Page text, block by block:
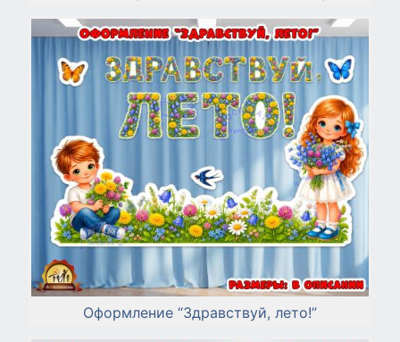
Оформление “Здравствуй, лето!”